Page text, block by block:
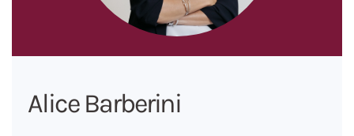
Alice Barberini